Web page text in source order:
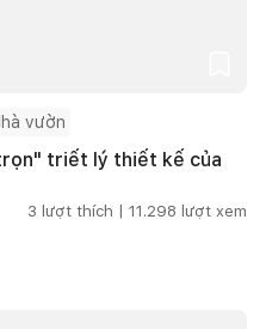
vườn
triết lý thiết kế của
3 lượt thích | 11.298 lượt xem